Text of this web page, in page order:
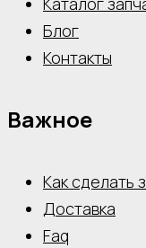
Блог
Контакты
Важное
Как сделать
Доставка
Faq